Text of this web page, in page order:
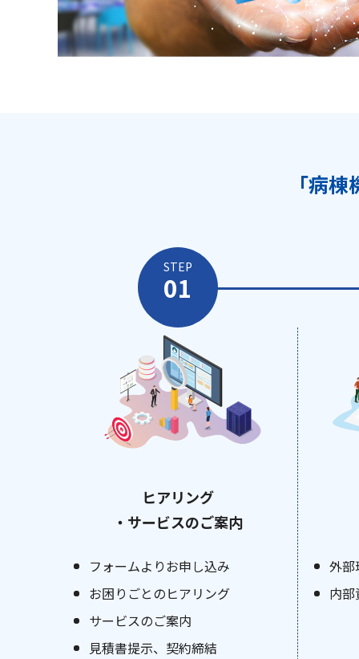
「病
STEP
ヒアリング
・サービスのご案内
フォームよりお申し込み
お困りごとのヒアリング
サービスのご案内
見積書提示、契約締結
外部
内